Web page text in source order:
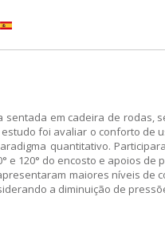
sentada em cadeira de
foi avaliar o conforto de
quantitativo.
e 120° do encosto e apoios
maiores níveis
a diminuição de